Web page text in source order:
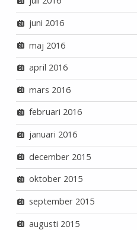
juni 2016
maj 2016
april 2016
mars 2016
februari 2016
januari 2016
december 2015
oktober 2015
september 2015
augusti 2015